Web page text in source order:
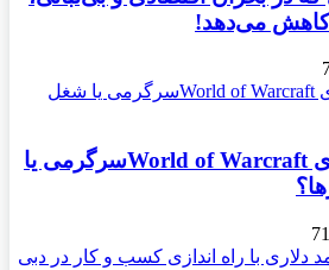
می‌دهد!
درآمدزایی از بازی World of Warcraftسرگرمی یا